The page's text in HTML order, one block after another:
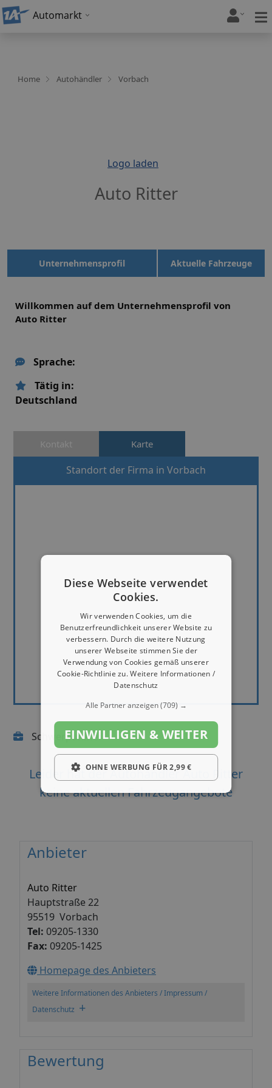
Automarkt
Home Autohändler Vorbach
Logo laden
Auto Ritter
Unternehmensprofil Aktuelle Fahrzeuge
Willkommen auf dem Unternehmensprofil von
Auto Ritter
Sprache:
Tätig in:
Deutschland
Kontakt Karte
Standort der Firma in Vorbach
Schwerpunkte:
Leider hat der Autohändler Auto Ritter
keine aktuellen Fahrzeugangebote
Anbieter
Auto Ritter
Hauptstraße 22
95519 Vorbach
Tel: 09205-1330
Fax: 09205-1425
Homepage des Anbieters
Weitere Informationen des Anbieters / Impressum /
Datenschutz +
Bewertung
Diese Webseite verwendet
Cookies.
Wir verwenden Cookies, um die
Benutzerfreundlichkeit unserer Website zu
verbessern. Durch die weitere Nutzung
unserer Webseite stimmen Sie der
Verwendung von Cookies gemäß unserer
Cookie-Richtlinie zu.Weitere Informationen /
Datenschutz
Alle Partner anzeigen(709) →
EINWILLIGEN & WEITER
OHNE WERBUNG FÜR 2,99 €